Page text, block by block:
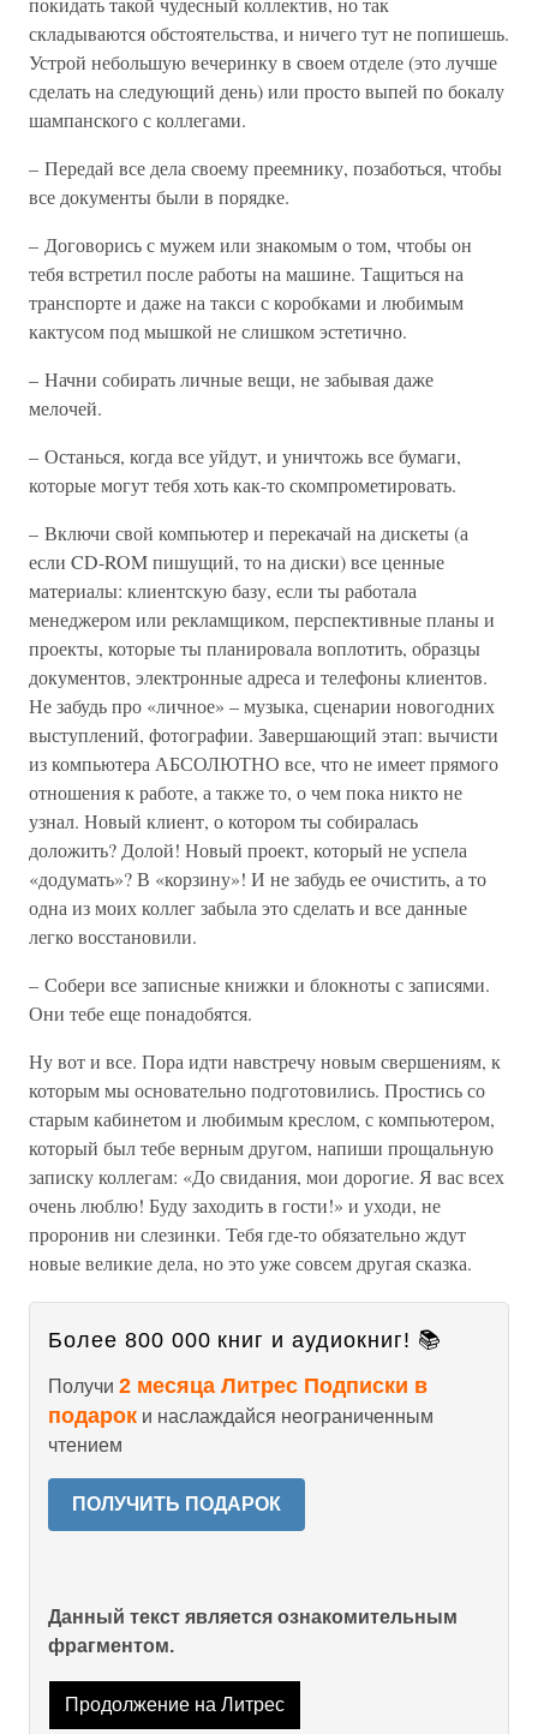
складываются обстоятельства, и ничего тут не попишешь.
Устрой небольшую вечеринку в своем отделе (это лучше
сделать на следующий день) или просто выпей по бокалу
шампанского с коллегами.
– Передай все дела своему преемнику, позаботься, чтобы
все документы были в порядке.
– Договорись с мужем или знакомым о том, чтобы он
тебя встретил после работы на машине. Тащиться на
транспорте и даже на такси с коробками и любимым
кактусом под мышкой не слишком эстетично.
– Начни собирать личные вещи, не забывая даже
мелочей.
– Останься, когда все уйдут, и уничтожь все бумаги,
которые могут тебя хоть как-то скомпрометировать.
– Включи свой компьютер и перекачай на дискеты (а
если CD-ROM пишущий, то на диски) все ценные
материалы: клиентскую базу, если ты работала
менеджером или рекламщиком, перспективные планы и
проекты, которые ты планировала воплотить, образцы
документов, электронные адреса и телефоны клиентов.
Не забудь про «личное» – музыка, сценарии новогодних
выступлений, фотографии. Завершающий этап: вычисти
из компьютера АБСОЛЮТНО все, что не имеет прямого
отношения к работе, а также то, о чем пока никто не
узнал. Новый клиент, о котором ты собиралась
доложить? Долой! Новый проект, который не успела
«додумать»? В «корзину»! И не забудь ее очистить, а то
одна из моих коллег забыла это сделать и все данные
легко восстановили.
– Собери все записные книжки и блокноты с записями.
Они тебе еще понадобятся.
Ну вот и все. Пора идти навстречу новым свершениям, к
которым мы основательно подготовились. Простись со
старым кабинетом и любимым креслом, с компьютером,
который был тебе верным другом, напиши прощальную
записку коллегам: «До свидания, мои дорогие. Я вас всех
очень люблю! Буду заходить в гости!» и уходи, не
проронив ни слезинки. Тебя где-то обязательно ждут
новые великие дела, но это уже совсем другая сказка.
Более 800 000 книг и аудиокниг! 📚
Получи 2 месяца Литрес Подписки в
подарок и наслаждайся неограниченным
чтением
ПОЛУЧИТЬ ПОДАРОК
Данный текст является ознакомительным
фрагментом.
Продолжение на Литрес